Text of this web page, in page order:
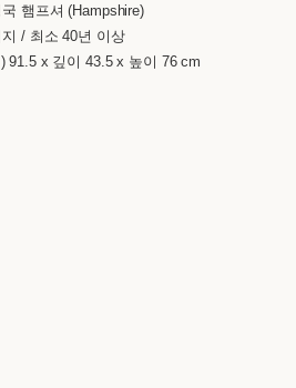
햄프셔 (Hampshire)
/ 최소 40년 이상
91.5 x 깊이 43.5 x 높이 76 cm